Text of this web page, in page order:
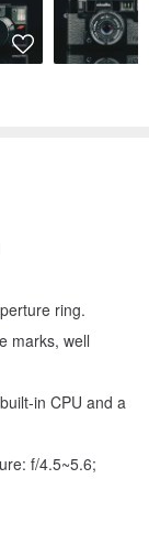
ring.
marks, well
in CPU and a
f/4.5~5.6;